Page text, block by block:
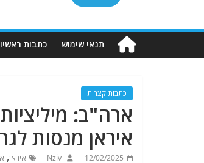
מהמקורות
תנאי שימוש כתבות
כתבות קצרות
ארה"ב:
איראן מנסות
12/02/2025
Nziv איראן,